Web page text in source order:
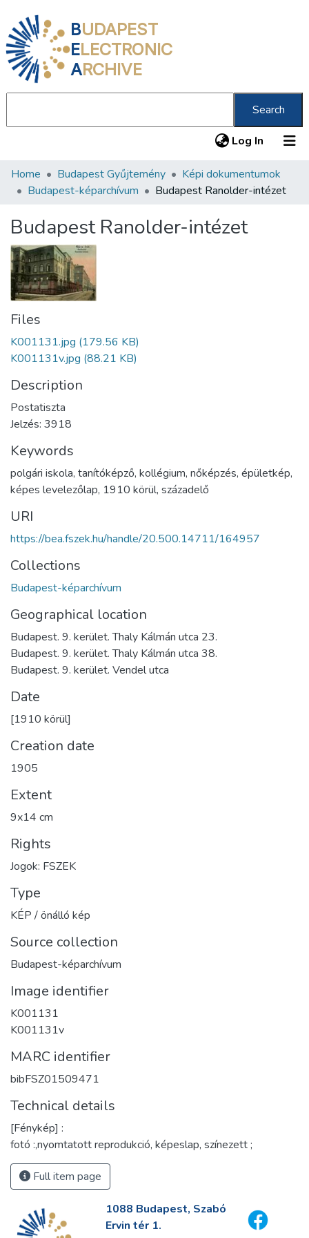
BUDAPEST
ELECTRONIC
ARCHIVE
Search
Log In (current)
Communities & Collections
Statistics
About us
Home Budapest Gyűjtemény
Képi dokumentumok
Budapest-képarchívum
Budapest Ranolder-intézet
Budapest Ranolder-intézet
Files
K001131.jpg (179.56 KB)
K001131v.jpg (88.21 KB)
Description
Postatiszta
Jelzés: 3918
Keywords
polgári iskola, tanítóképző, kollégium, nőképzés, épületkép,
képes levelezőlap, 1910 körül, századelő
URI
https://bea.fszek.hu/handle/20.500.14711/164957
Collections
Budapest-képarchívum
Geographical location
Budapest. 9. kerület. Thaly Kálmán utca 23.
Budapest. 9. kerület. Thaly Kálmán utca 38.
Budapest. 9. kerület. Vendel utca
Date
[1910 körül]
Creation date
1905
Extent
9x14 cm
Rights
Jogok: FSZEK
Type
KÉP / önálló kép
Source collection
Budapest-képarchívum
Image identifier
K001131
K001131v
MARC identifier
bibFSZ01509471
Technical details
[Fénykép] :
fotó :,nyomtatott reprodukció, képeslap, színezett ;
Full item page
1088 Budapest, Szabó
Ervin tér 1.